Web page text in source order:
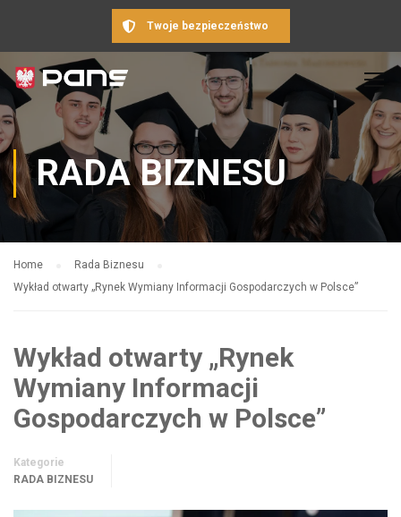
Twoje bezpieczeństwo
RADA BIZNESU
Home
Rada Biznesu
Wykład otwarty „Rynek Wymiany Informacji Gospodarczych w Polsce”
Wykład otwarty „Rynek
Wymiany Informacji
Gospodarczych w Polsce”
Kategorie
RADA BIZNESU